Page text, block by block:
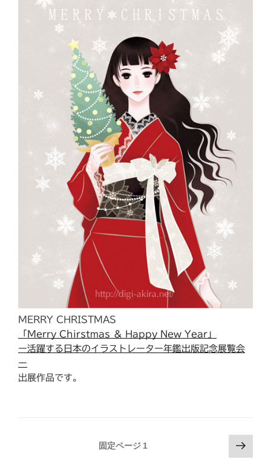
MERRY CHRISTMAS
「Merry Chirstmas ＆ Happy New Year」
ー活躍する日本のイラストレーター年鑑出版記念展覧会
ー
出展作品です。
固定ページ 1
次
の